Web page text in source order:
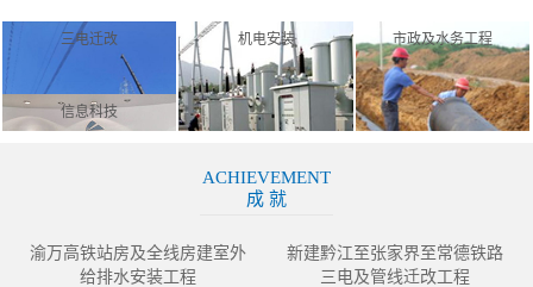
三电迁改 机电安装 市政及水务工程
信息科技
ACHIEVEMENT
成 就
渝万高铁站房及全线房建室外
给排水安装工程
新建黔江至张家界至常德铁路
三电及管线迁改工程